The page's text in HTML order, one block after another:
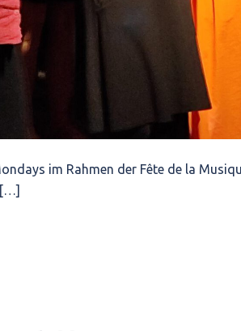
im Rahmen der Fête de la
[…]